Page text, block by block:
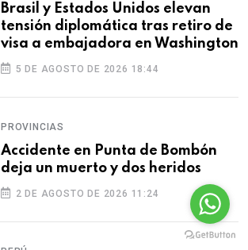
Brasil y Estados Unidos elevan
tensión diplomática tras retiro de
visa a embajadora en Washington
5 DE AGOSTO DE 2026 18:44
PROVINCIAS
Accidente en Punta de Bombón
deja un muerto y dos heridos
2 DE AGOSTO DE 2026 11:24